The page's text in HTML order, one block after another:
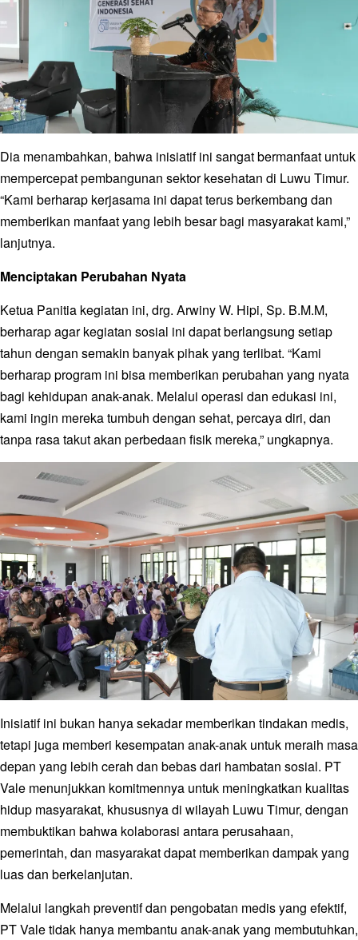
Dia menambahkan, bahwa inisiatif ini sangat bermanfaat untuk
mempercepat pembangunan sektor kesehatan di Luwu Timur.
“Kami berharap kerjasama ini dapat terus berkembang dan
memberikan manfaat yang lebih besar bagi masyarakat kami,”
lanjutnya.
Menciptakan Perubahan Nyata
Ketua Panitia kegiatan ini, drg. Arwiny W. Hipi, Sp. B.M.M,
berharap agar kegiatan sosial ini dapat berlangsung setiap
tahun dengan semakin banyak pihak yang terlibat. “Kami
berharap program ini bisa memberikan perubahan yang nyata
bagi kehidupan anak-anak. Melalui operasi dan edukasi ini,
kami ingin mereka tumbuh dengan sehat, percaya diri, dan
tanpa rasa takut akan perbedaan fisik mereka,” ungkapnya.
Inisiatif ini bukan hanya sekadar memberikan tindakan medis,
tetapi juga memberi kesempatan anak-anak untuk meraih masa
depan yang lebih cerah dan bebas dari hambatan sosial. PT
Vale menunjukkan komitmennya untuk meningkatkan kualitas
hidup masyarakat, khususnya di wilayah Luwu Timur, dengan
membuktikan bahwa kolaborasi antara perusahaan,
pemerintah, dan masyarakat dapat memberikan dampak yang
luas dan berkelanjutan.
Melalui langkah preventif dan pengobatan medis yang efektif,
PT Vale tidak hanya membantu anak-anak yang membutuhkan,